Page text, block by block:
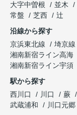
大字中曽根
並木
常盤
芝西
辻
沿線から探す
京浜東北線
埼京線
湘南新宿ライン高海
湘南新宿ライン宇須
駅から探す
西川口
川口 蕨
武蔵浦和
川口元郷